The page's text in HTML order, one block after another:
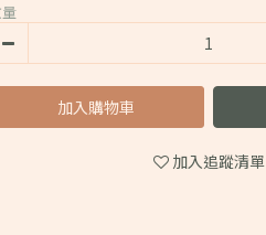
加入購物車
加入追蹤清單